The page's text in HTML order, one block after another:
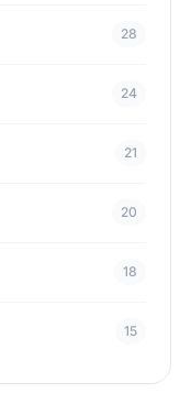
28
24
21
20
18
15